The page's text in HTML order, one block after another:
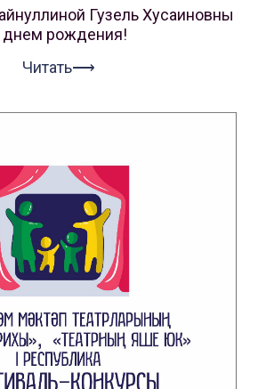
Гузель Хусаиновны
днем рождения!
Читать⟶